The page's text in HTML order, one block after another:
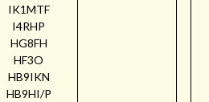
IK1MTF
I4RHP
HG8FH
HF3O
HB9IKN
HB9HI/P